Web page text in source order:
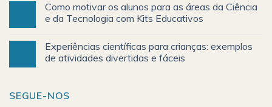
Como motivar os alunos para as áreas da Ciência
e da Tecnologia com Kits Educativos
Experiências científicas para crianças: exemplos
de atividades divertidas e fáceis
SEGUE-NOS